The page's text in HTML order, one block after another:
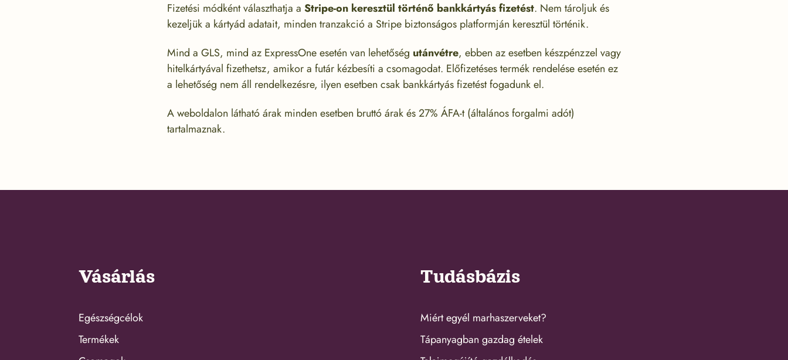
Fizetési módként választhatja a Stripe-on keresztül történő bankkártyás fizetést. Nem tároljuk és
kezeljük a kártyád adatait, minden tranzakció a Stripe biztonságos platformján keresztül történik.
Mind a GLS, mind az ExpressOne esetén van lehetőség utánvétre, ebben az esetben készpénzzel vagy
hitelkártyával fizethetsz, amikor a futár kézbesíti a csomagodat. Előfizetéses termék rendelése esetén ez
a lehetőség nem áll rendelkezésre, ilyen esetben csak bankkártyás fizetést fogadunk el.
A weboldalon látható árak minden esetben bruttó árak és 27% ÁFA-t (általános forgalmi adót)
tartalmaznak.
Vásárlás
Egészségcélok
Termékek
Tudásbázis
Miért egyél marhaszerveket?
Tápanyagban gazdag ételek